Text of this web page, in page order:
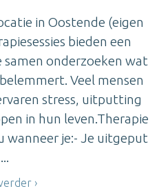
in Oostende (eigen
bieden een
onderzoeken wat
Veel mensen
stress, uitputting
in hun leven.Therapie
wanneer je:- Je uitgeput
...